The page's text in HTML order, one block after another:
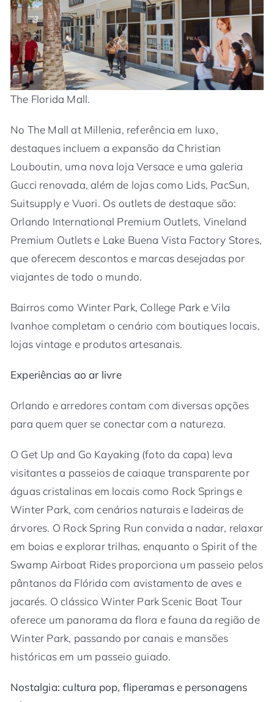
The Florida Mall.
No The Mall at Millenia, referência em luxo,
destaques incluem a expansão da Christian
Louboutin, uma nova loja Versace e uma galeria
Gucci renovada, além de lojas como Lids, PacSun,
Suitsupply e Vuori. Os outlets de destaque são:
Orlando International Premium Outlets, Vineland
Premium Outlets e Lake Buena Vista Factory Stores,
que oferecem descontos e marcas desejadas por
viajantes de todo o mundo.
Bairros como Winter Park, College Park e Vila
Ivanhoe completam o cenário com boutiques locais,
lojas vintage e produtos artesanais.
Experiências ao ar livre
Orlando e arredores contam com diversas opções
para quem quer se conectar com a natureza.
O Get Up and Go Kayaking (foto da capa) leva
visitantes a passeios de caiaque transparente por
águas cristalinas em locais como Rock Springs e
Winter Park, com cenários naturais e ladeiras de
árvores. O Rock Spring Run convida a nadar, relaxar
em boias e explorar trilhas, enquanto o Spirit of the
Swamp Airboat Rides proporciona um passeio pelos
pântanos da Flórida com avistamento de aves e
jacarés. O clássico Winter Park Scenic Boat Tour
oferece um panorama da flora e fauna da região de
Winter Park, passando por canais e mansões
históricas em um passeio guiado.
Nostalgia: cultura pop, fliperamas e personagens